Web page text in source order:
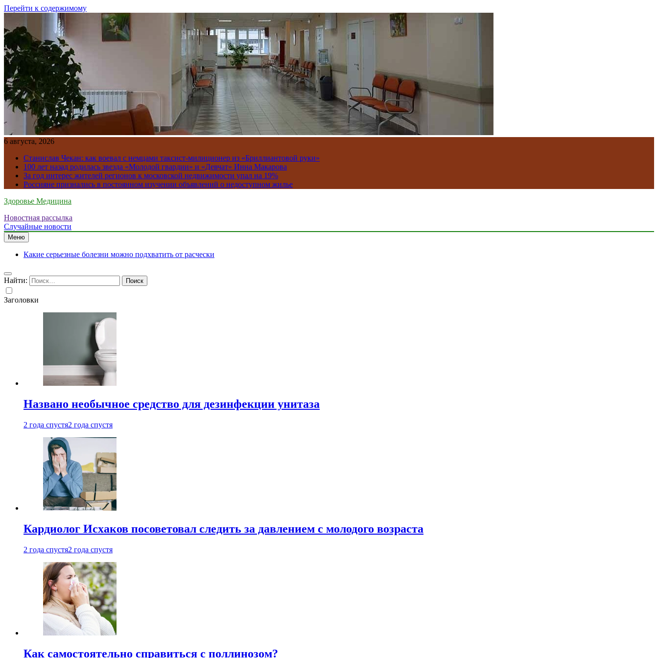
Перейти к содержимому
6 августа, 2026
Станислав Чекан: как воевал с немцами таксист-милиционер из «Бриллиантовой руки»
100 лет назад родилась звезда «Молодой гвардии» и «Девчат» Инна Макарова
За год интерес жителей регионов к московской недвижимости упал на 19%
Россияне признались в постоянном изучении объявлений о недоступном жилье
Здоровье Медицина
Новостная рассылка
Случайные новости
Меню
Какие серьезные болезни можно подхватить от расчески
Найти:
Заголовки
Названо необычное средство для дезинфекции унитаза
2 года спустя2 года спустя
Кардиолог Исхаков посоветовал следить за давлением с молодого возраста
2 года спустя2 года спустя
Как самостоятельно справиться с поллинозом?